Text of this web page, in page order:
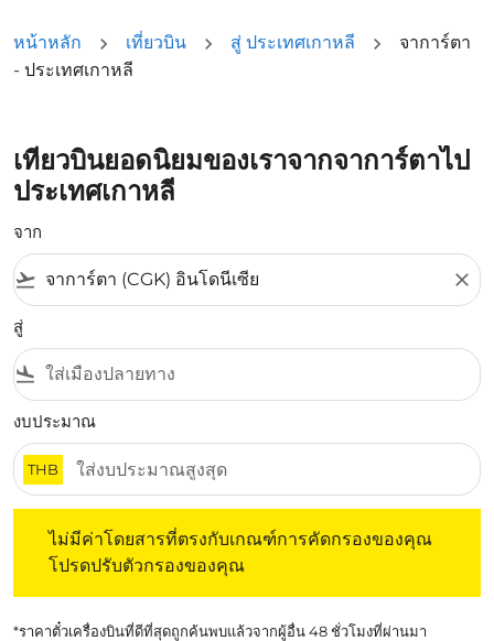
หน้าหลัก เที่ยวบิน สู่ ประเทศเกาหลี
จาการ์ตา
- ประเทศเกาหลี
เที่ยวบินยอดนิยมของเราจากจาการ์ตาไป
ประเทศเกาหลี
จาก
flight_takeoff close
สู่
flight_land
งบประมาณ
THB
ไม่มีค่าโดยสารที่ตรงกับเกณฑ์การคัดกรองของคุณ
โปรดปรับตัวกรองของคุณ
*ราคาตั๋วเครื่องบินที่ดีที่สุดถูกค้นพบแล้วจากผู้อื่น 48 ชั่วโมงที่ผ่านมา